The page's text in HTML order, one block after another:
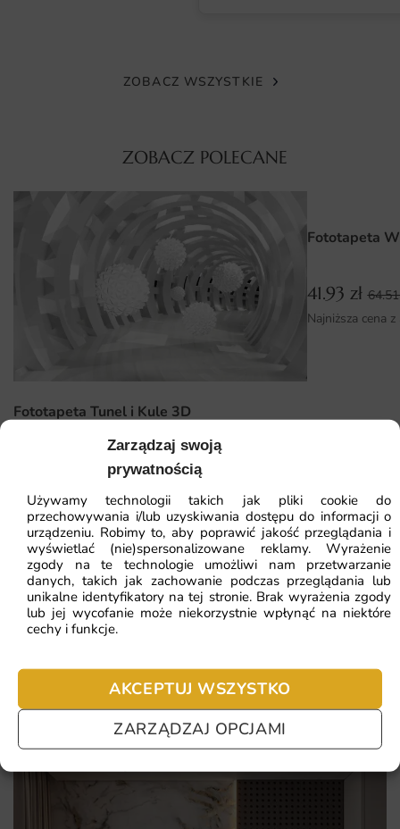
Zarządzaj swoją
prywatnością
Używamy technologii takich jak pliki cookie do
przechowywania i/lub uzyskiwania dostępu do informacji o
urządzeniu. Robimy to, aby poprawić jakość przeglądania i
wyświetlać (nie)spersonalizowane reklamy. Wyrażenie
zgody na te technologie umożliwi nam przetwarzanie
danych, takich jak zachowanie podczas przeglądania lub
unikalne identyfikatory na tej stronie. Brak wyrażenia zgody
lub jej wycofanie może niekorzystnie wpłynąć na niektóre
cechy i funkcje.
AKCEPTUJ WSZYSTKO
ZARZĄDZAJ OPCJAMI
Materiały są łatwe w utrzymaniu czystości, co stanowi
Wymiary na miarę i łatwy montaż
Fototapeta Błękitny Meczet dostępna jest w różnych
wymiarach, które można dostosować do indywidualnych
potrzeb klientów. Niezależnie od tego, czy potrzebujesz
większego panelu na całą ścianę, czy mniejszego
elementu dekoracyjnego, z pewnością znajdziesz
odpowiedni rozmiar. Co więcej, montaż fototapety jest
prosty i szybki, co pozwala na samodzielne wykonanie tej
montażowym zawartym w zestawie, każdy poradzi sobie z
Dlaczego warto wybrać tę fototapetę
Niepowtarzalny design, który przyciąga wzrok i nadaje
Wysoka jakość materiałów zapewniająca trwałość i
odporność na uszkodzenia.
Łatwy montaż, który umożliwia samodzielne udekorowanie
ścian.
Możliwość dostosowania wymiarów do indywidualnych
każdą przestrzeń.
ZOBACZ WSZYSTKIE
ZOBACZ POLECANE
Fototapeta Tunel i Kule 3D
64.51zł
Najniższa cena z 30 dni: 41.93 zł
Fototapeta
41.93 zł
Najniższa cena
ZOBACZ WSZYSTKIE
Najczęściej zadawane pytania
nie chcesz czekać – sprawdź najczęściej zadawane pytania.